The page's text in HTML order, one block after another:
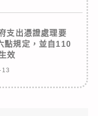
支出憑證處理要
點規定，並自110
效